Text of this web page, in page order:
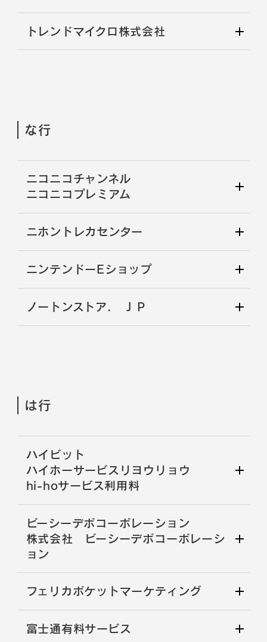
トレンドマイクロ株式会社
な行
ニコニコチャンネル
ニコニコプレミアム
ニホントレカセンター
ニンテンドーEショップ
ノートンストア. ＪＰ
は行
ハイビット
ハイホーサービスリヨウリョウ
hi-hoサービス利用料
ピーシーデポコーポレーション
株式会社 ピーシーデポコーポレーシ
ョン
フェリカポケットマーケティング
富士通有料サービス